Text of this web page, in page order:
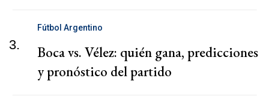
3.
Fútbol Argentino
Boca vs. Vélez: quién gana, predicciones
y pronóstico del partido